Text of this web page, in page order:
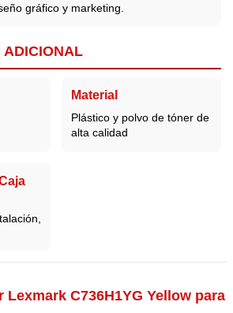
gráfico y marketing.
ADICIONAL
Material
Plástico y polvo de tóner de
alta calidad
Lexmark C736H1YG Yellow para